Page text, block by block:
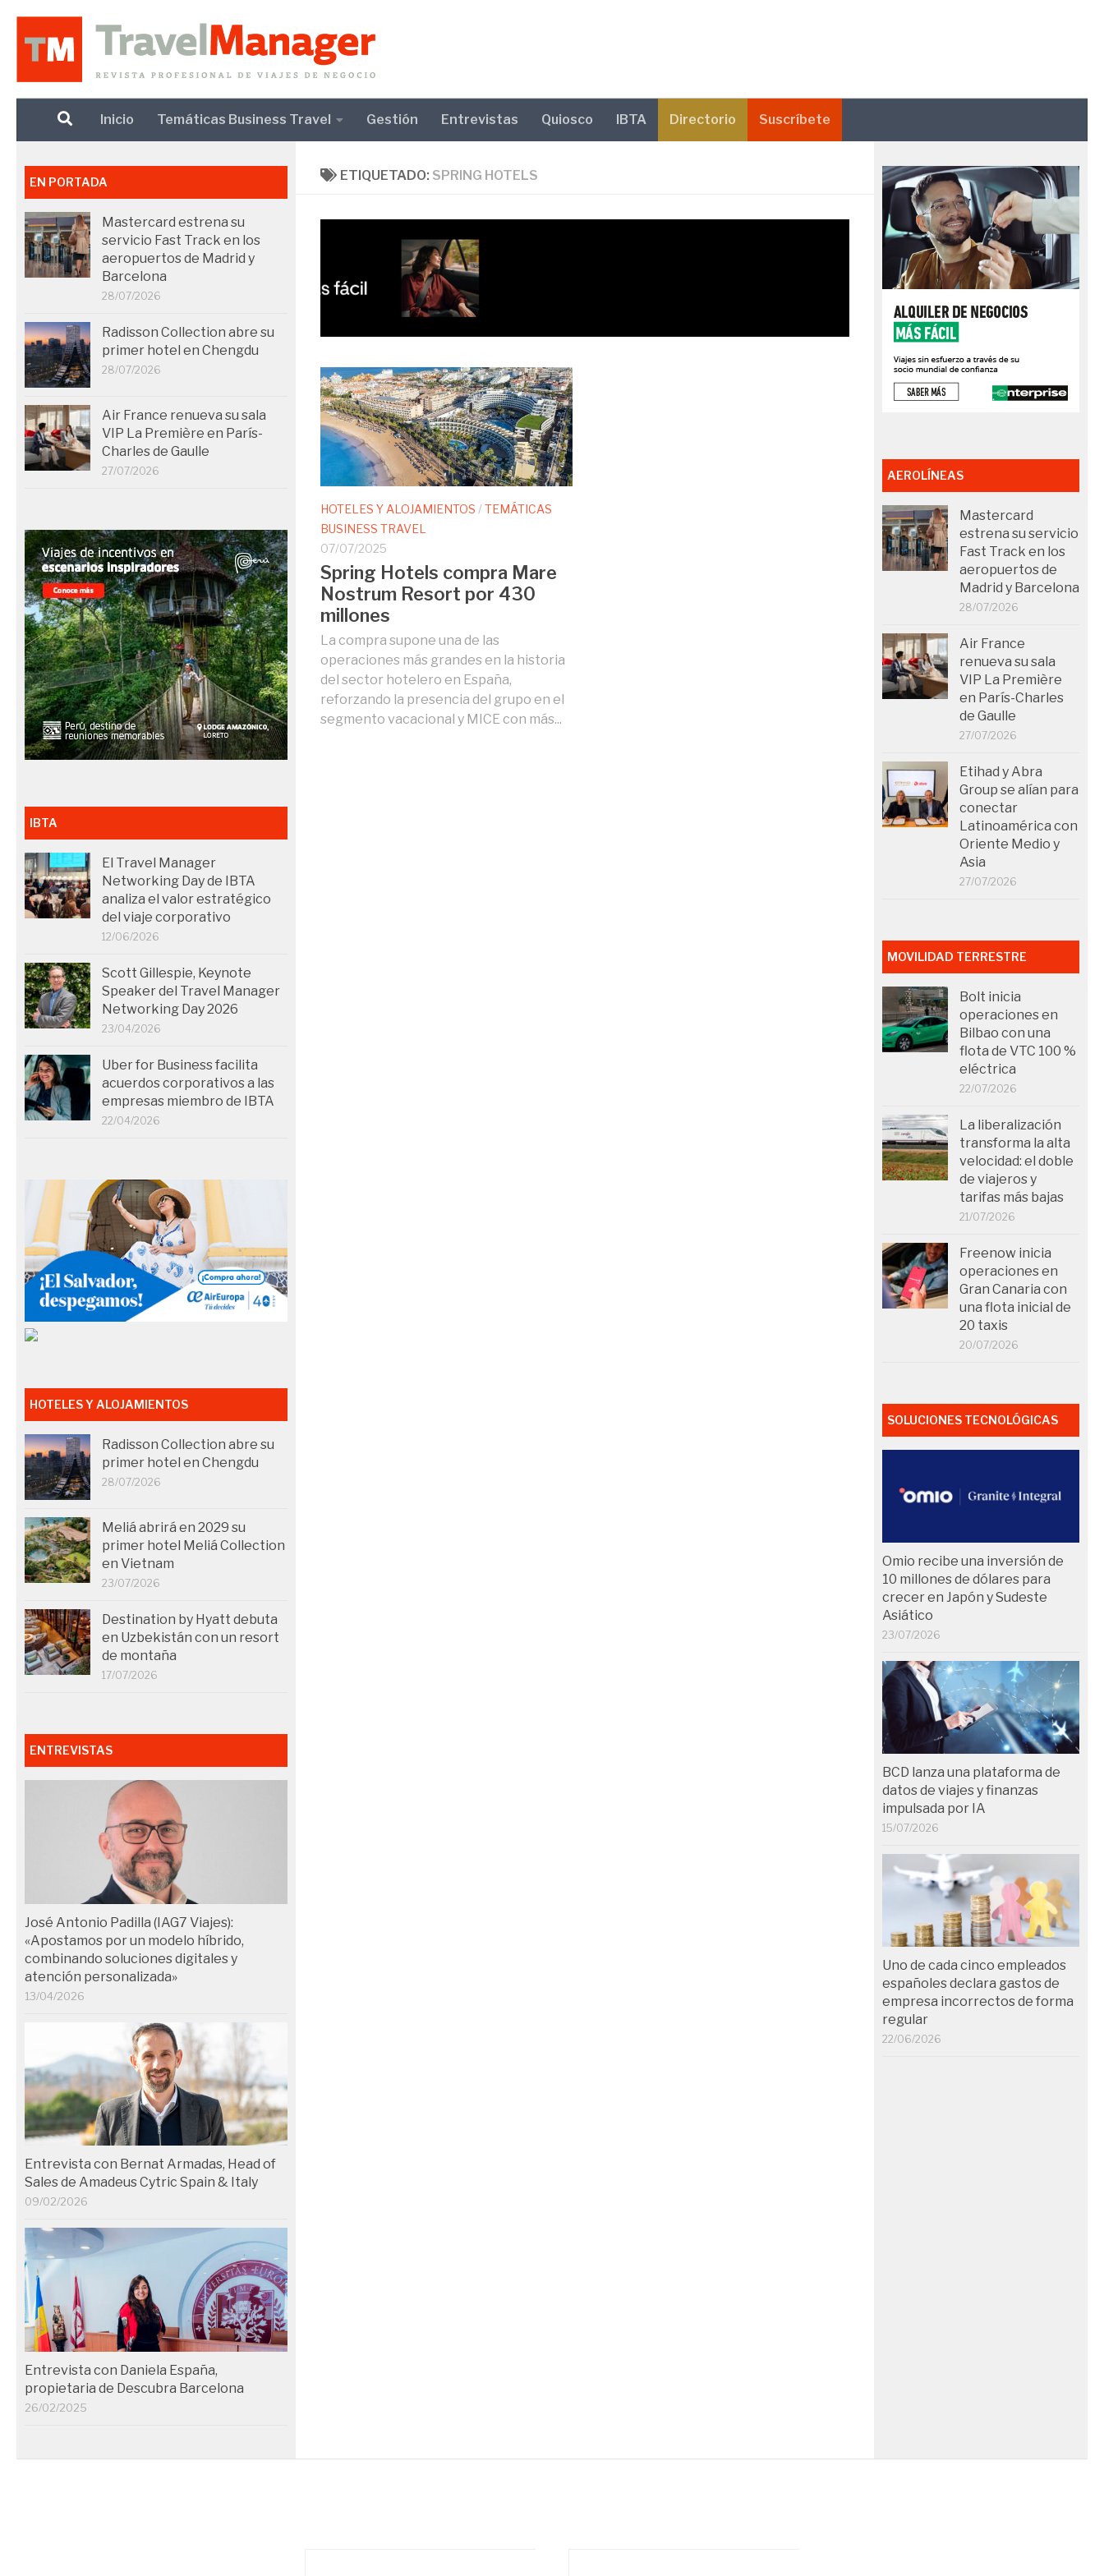
Debajo del contenido
Inicio Temáticas Business Travel Gestión Entrevistas Quiosco IBTA Directorio Suscríbete
ETIQUETADO: SPRING HOTELS
HOTELES Y ALOJAMIENTOS /TEMÁTICAS
BUSINESS TRAVEL
07/07/2025
Spring Hotels compra Mare
Nostrum Resort por 430
millones
La compra supone una de las
operaciones más grandes en la historia
del sector hotelero en España,
reforzando la presencia del grupo en el
segmento vacacional y MICE con más...
EN PORTADA
Mastercard estrena su
servicio Fast Track en los
aeropuertos de Madrid y
Barcelona
28/07/2026
Radisson Collection abre su
primer hotel en Chengdu
28/07/2026
Air France renueva su sala
VIP La Première en París-
Charles de Gaulle
27/07/2026
IBTA
El Travel Manager
Networking Day de IBTA
analiza el valor estratégico
del viaje corporativo
12/06/2026
Scott Gillespie, Keynote
Speaker del Travel Manager
Networking Day 2026
23/04/2026
Uber for Business facilita
acuerdos corporativos a las
empresas miembro de IBTA
22/04/2026
HOTELES Y ALOJAMIENTOS
Radisson Collection abre su
primer hotel en Chengdu
28/07/2026
Meliá abrirá en 2029 su
primer hotel Meliá Collection
en Vietnam
23/07/2026
Destination by Hyatt debuta
en Uzbekistán con un resort
de montaña
17/07/2026
ENTREVISTAS
José Antonio Padilla (IAG7 Viajes):
«Apostamos por un modelo híbrido,
combinando soluciones digitales y
atención personalizada»
13/04/2026
Entrevista con Bernat Armadas, Head of
Sales de Amadeus Cytric Spain & Italy
09/02/2026
Entrevista con Daniela España,
propietaria de Descubra Barcelona
26/02/2025
AEROLÍNEAS
Mastercard
estrena su servicio
Fast Track en los
aeropuertos de
Madrid y Barcelona
28/07/2026
Air France
renueva su sala
VIP La Première
en París-Charles
de Gaulle
27/07/2026
Etihad y Abra
Group se alían para
conectar
Latinoamérica con
Oriente Medio y
Asia
27/07/2026
MOVILIDAD TERRESTRE
Bolt inicia
operaciones en
Bilbao con una
flota de VTC 100 %
eléctrica
22/07/2026
La liberalización
transforma la alta
velocidad: el doble
de viajeros y
tarifas más bajas
21/07/2026
Freenow inicia
operaciones en
Gran Canaria con
una flota inicial de
20 taxis
20/07/2026
SOLUCIONES TECNOLÓGICAS
Omio recibe una inversión de
10 millones de dólares para
crecer en Japón y Sudeste
Asiático
23/07/2026
BCD lanza una plataforma de
datos de viajes y finanzas
impulsada por IA
15/07/2026
Uno de cada cinco empleados
españoles declara gastos de
empresa incorrectos de forma
regular
22/06/2026